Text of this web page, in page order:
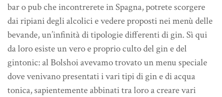
bar o pub che incontrerete in Spagna, potrete scorgere
dai ripiani degli alcolici e vedere proposti nei menù delle
bevande, un’infinità di tipologie differenti di gin. Sì qui
da loro esiste un vero e proprio culto del gin e del
gintonic: al Bolshoi avevamo trovato un menu speciale
dove venivano presentati i vari tipi di gin e di acqua
tonica, sapientemente abbinati tra loro a creare vari